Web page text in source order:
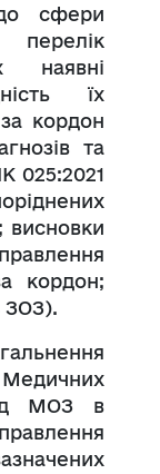
сфери
перелік
наявні
їх
кордон
та
025:2021
висновки
кордон;
ЗОЗ).
МОЗ в